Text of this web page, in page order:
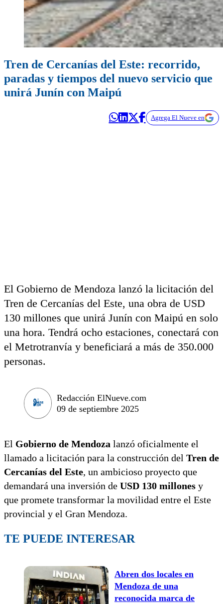
Tren de Cercanías del Este: recorrido,
paradas y tiempos del nuevo servicio que
unirá Junín con Maipú
Agrega El Nueve en
El Gobierno de Mendoza lanzó la licitación del
Tren de Cercanías del Este, una obra de USD
130 millones que unirá Junín con Maipú en solo
una hora. Tendrá ocho estaciones, conectará con
el Metrotranvía y beneficiará a más de 350.000
personas.
Redacción ElNueve.com
09 de septiembre 2025
El Gobierno de Mendoza lanzó oficialmente el
llamado a licitación para la construcción del Tren de
Cercanías del Este, un ambicioso proyecto que
demandará una inversión de USD 130 millones y
que promete transformar la movilidad entre el Este
provincial y el Gran Mendoza.
TE PUEDE INTERESAR
Abren dos locales en
Mendoza de una
reconocida marca de